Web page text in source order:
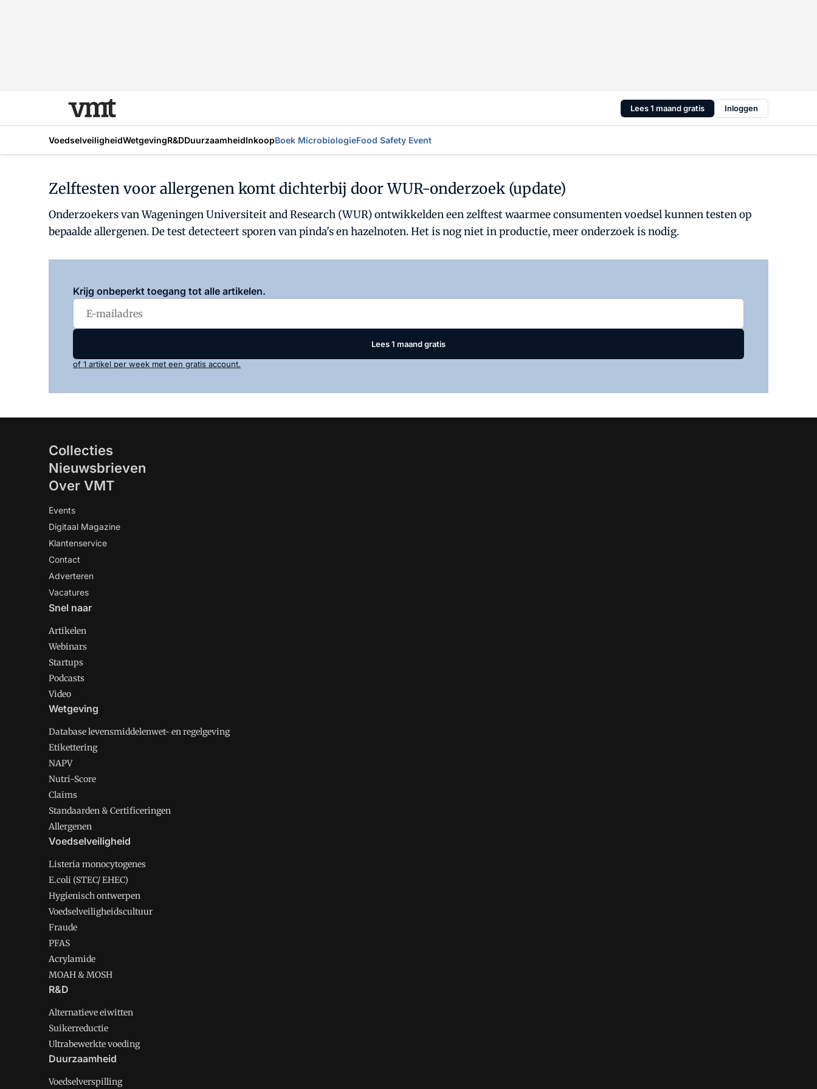
Lees 1 maand gratis Inloggen
VoedselveiligheidWetgevingR&DDuurzaamheidInkoopBoek MicrobiologieFood Safety Event
Zelftesten voor allergenen komt dichterbij door WUR-onderzoek (update)
Onderzoekers van Wageningen Universiteit and Research (WUR) ontwikkelden een zelftest waarmee consumenten voedsel kunnen testen op
bepaalde allergenen. De test detecteert sporen van pinda's en hazelnoten. Het is nog niet in productie, meer onderzoek is nodig.
Krijg onbeperkt toegang tot alle artikelen.
Lees 1 maand gratis
of 1 artikel per week met een gratis account.
Collecties
Nieuwsbrieven
Over VMT
Events
Digitaal Magazine
Klantenservice
Contact
Adverteren
Vacatures
Snel naar
Artikelen
Webinars
Startups
Podcasts
Video
Wetgeving
Database levensmiddelenwet- en regelgeving
Etikettering
NAPV
Nutri-Score
Claims
Standaarden & Certificeringen
Allergenen
Voedselveiligheid
Listeria monocytogenes
E.coli (STEC/ EHEC)
Hygienisch ontwerpen
Voedselveiligheidscultuur
Fraude
PFAS
Acrylamide
MOAH & MOSH
R&D
Alternatieve eiwitten
Suikerreductie
Ultrabewerkte voeding
Duurzaamheid
Voedselverspilling